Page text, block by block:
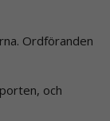
Ordföranden
och